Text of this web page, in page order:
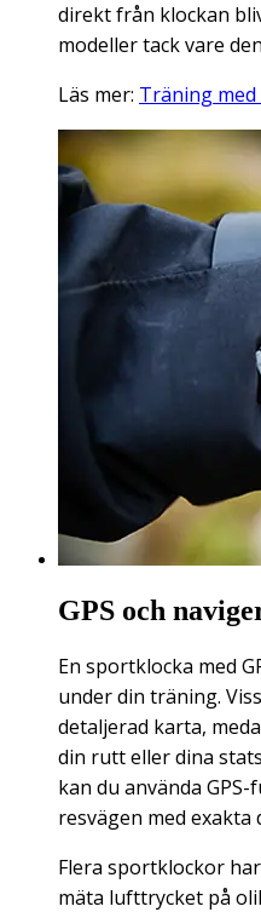
direkt från klockan
modeller tack vare
Läs mer: Träning
GPS och
En sportklocka med
under din träning.
detaljerad karta,
din rutt eller dina
kan du använda
resvägen med exakta
Flera sportklockor
mäta lufttrycket på